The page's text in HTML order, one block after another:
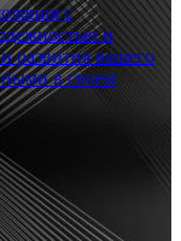
с
и
развития вашего
в своем